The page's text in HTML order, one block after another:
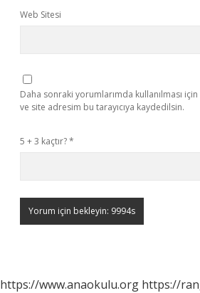
Web Sitesi
Daha sonraki yorumlarımda kullanılması
ve site adresim bu tarayıcıya kaydedilsin.
5 + 3 kaçtır?*
https://www.anaokulu.org https://